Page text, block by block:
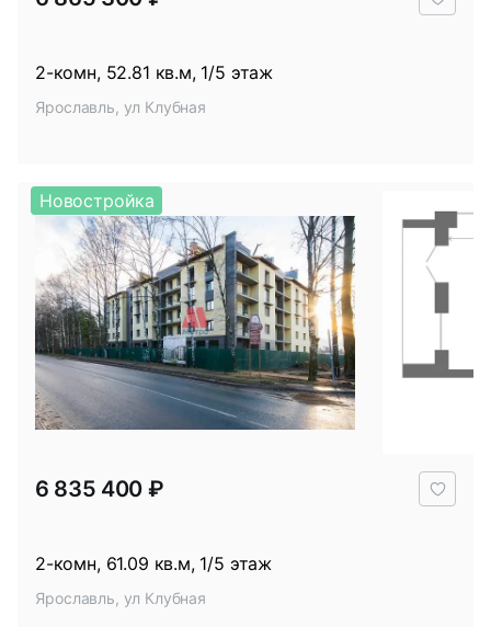
2-комн, 52.81 кв.м, 1/5 этаж
Ярославль, ул Клубная
2-комн, 61.09 кв.м, 1/5 этаж
Ярославль, ул Клубная
6 835 400 ₽
Новостройка